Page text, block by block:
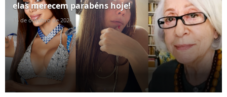
elas merecem parabéns hoje!
15 de outubro de 2024